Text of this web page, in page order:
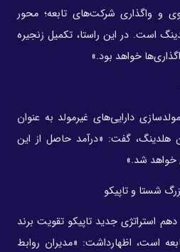
و واگذاری شرکت‌های تابعه؛ محور
است. در این راستا، تکمیل زنجیره
خواهد بود.»
دارایی‌های غیرمولد به عنوان
هلدینگ، گفت: «درآمد حاصل از این
خواهد شد.»
شستا و تاپیکو
استراتژی جدید تاپیکو تقویت برند
است، اظهارداشت: «مدیران روابط